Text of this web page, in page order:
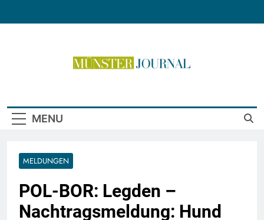
MENU
MELDUNGEN
POL-BOR: Legden –
Nachtragsmeldung: Hund